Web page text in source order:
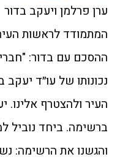
ערן פרלמן ויעקב בדור
המתמודד לראשות
ההסכם עם בדור:
נכונותו של עו״ד
העיר ולהצטרף אלינו.
ברשימה. ביחד נוביל